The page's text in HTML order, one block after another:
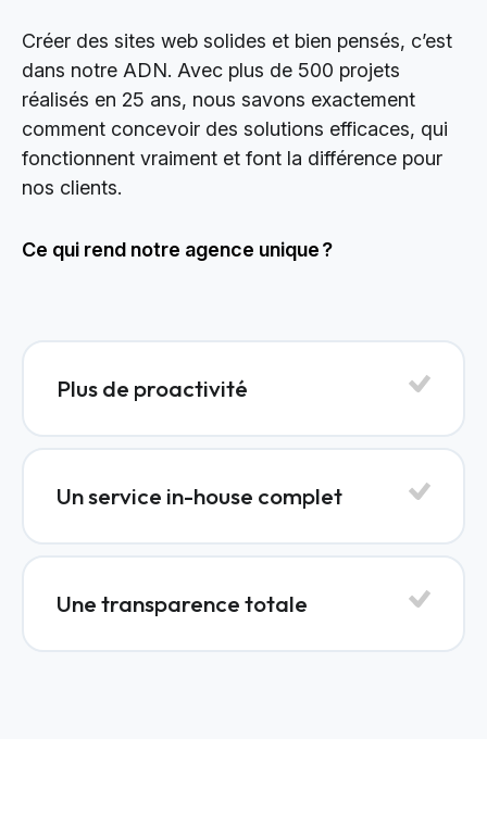
Créer des sites web solides et bien pensés, c’est
dans notre ADN. Avec plus de 500 projets
réalisés en 25 ans, nous savons exactement
comment concevoir des solutions efficaces, qui
fonctionnent vraiment et font la différence pour
nos clients.
Ce qui rend notre agence unique ?
Plus de proactivité
Un service in-house complet
Une transparence totale